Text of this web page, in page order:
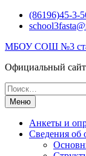
Перейти(86196)45-3-
МБОУ СОШ №3
Официальный
Поиск
по:Меню
Анкеты и
Сведения об